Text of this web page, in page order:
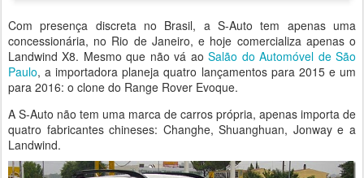
Com presença discreta no Brasil, a S-Auto tem apenas uma
concessionária, no Rio de Janeiro, e hoje comercializa apenas o
Landwind X8. Mesmo que não vá aoSalão do Automóvel de São
Paulo, a importadora planeja quatro lançamentos para 2015 e um
para 2016: o clone do Range Rover Evoque.
A S-Auto não tem uma marca de carros própria, apenas importa de
quatro fabricantes chineses: Changhe, Shuanghuan, Jonway e a
Landwind.